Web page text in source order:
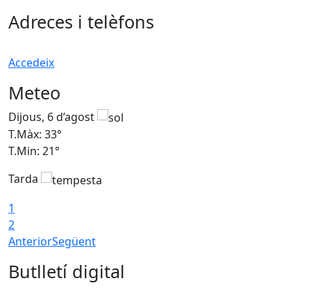
Adreces i telèfons
Accedeix
Meteo
Dijous, 6 d’agost
T.Màx: 33°
T.Min: 21°
Tarda
1
2
AnteriorSegüent
Butlletí digital